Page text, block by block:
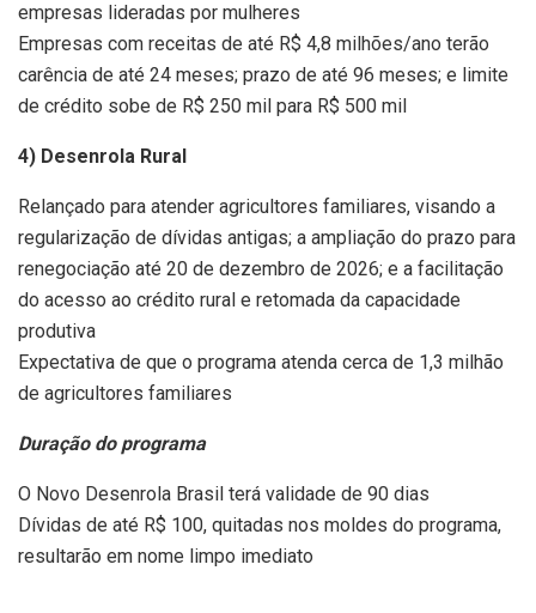
empresas lideradas por mulheres
Empresas com receitas de até R$ 4,8 milhões/ano terão
carência de até 24 meses; prazo de até 96 meses; e limite
de crédito sobe de R$ 250 mil para R$ 500 mil
4) Desenrola Rural
Relançado para atender agricultores familiares, visando a
regularização de dívidas antigas; a ampliação do prazo para
renegociação até 20 de dezembro de 2026; e a facilitação
do acesso ao crédito rural e retomada da capacidade
produtiva
Expectativa de que o programa atenda cerca de 1,3 milhão
de agricultores familiares
Duração do programa
O Novo Desenrola Brasil terá validade de 90 dias
Dívidas de até R$ 100, quitadas nos moldes do programa,
resultarão em nome limpo imediato